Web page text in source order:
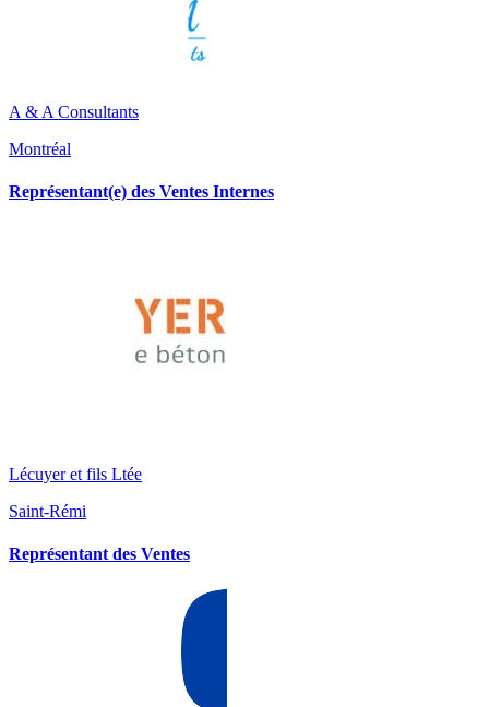
A & A Consultants
Montréal
Représentant(e) des Ventes Internes
Lécuyer et fils Ltée
Saint-Rémi
Représentant des Ventes